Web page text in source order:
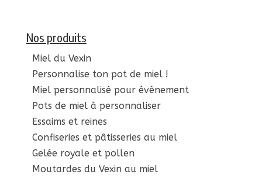
Nos produits
Miel du Vexin
Personnalise ton pot de miel !
Miel personnalisé pour évènement
Pots de miel à personnaliser
Essaims et reines
Confiseries et pâtisseries au miel
Gelée royale et pollen
Moutardes du Vexin au miel